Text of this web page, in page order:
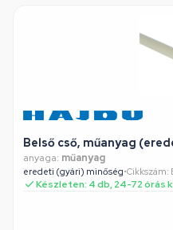
Belső cső, műanyag
anyaga: műanyag
eredeti (gyári) minőség•Cikkszám:
Készleten: 4 db, 24-72 órás